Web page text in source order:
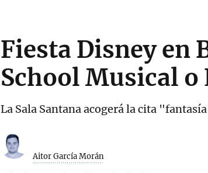
Fiesta Disney en
School Musical o
La Sala Santana acogerá la cita
Aitor García Morán